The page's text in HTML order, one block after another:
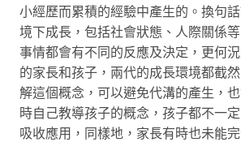
小經歷而累積的經驗中產生的。換句
境下成長，包括社會狀態、人際關係
事情都會有不同的反應及決定，更何
的家長和孩子，兩代的成長環境都截
解這個概念，可以避免代溝的產生，
時自己教導孩子的概念，孩子都不一
吸收應用，同樣地，家長有時也未能